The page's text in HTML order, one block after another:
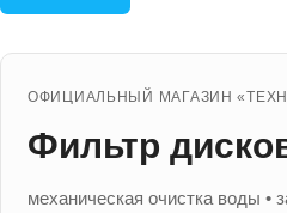
ОФИЦИАЛЬНЫЙ МАГАЗИН
Фильтр
механическая очистка воды •